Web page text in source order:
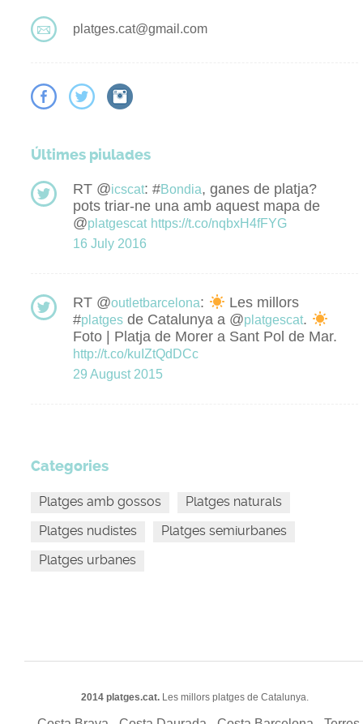
platges.cat@gmail.com
Últimes piulades
RT @icscat: #Bondia, ganes de platja?
pots triar-ne una amb aquest mapa de
@platgescat https://t.co/nqbxH4fFYG
16 July 2016
RT @outletbarcelona:
Les millors
#platges de Catalunya a @platgescat.
Foto | Platja de Morer a Sant Pol de Mar.
http://t.co/kuIZtQdDCc
29 August 2015
Categories
Platges amb gossos
Platges naturals
Platges nudistes
Platges semiurbanes
Platges urbanes
2014 platges.cat.Les millors platges de Catalunya.